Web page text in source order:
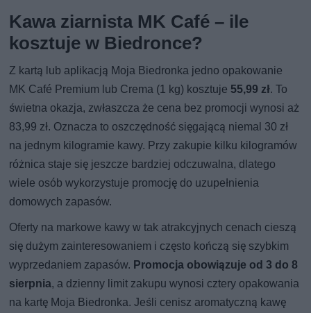
Kawa ziarnista MK Café – ile
kosztuje w Biedronce?
Z kartą lub aplikacją Moja Biedronka jedno opakowanie
MK Café Premium lub Crema (1 kg) kosztuje 55,99 zł. To
świetna okazja, zwłaszcza że cena bez promocji wynosi aż
83,99 zł. Oznacza to oszczędność sięgającą niemal 30 zł
na jednym kilogramie kawy. Przy zakupie kilku kilogramów
różnica staje się jeszcze bardziej odczuwalna, dlatego
wiele osób wykorzystuje promocję do uzupełnienia
domowych zapasów.
Oferty na markowe kawy w tak atrakcyjnych cenach cieszą
się dużym zainteresowaniem i często kończą się szybkim
wyprzedaniem zapasów. Promocja obowiązuje od 3 do 8
sierpnia, a dzienny limit zakupu wynosi cztery opakowania
na kartę Moja Biedronka. Jeśli cenisz aromatyczną kawę